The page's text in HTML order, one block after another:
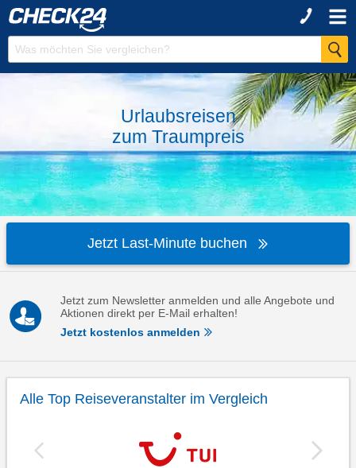
Urlaubsreisen
zum Traumpreis
Jetzt Last-Minute buchen
Jetzt zum Newsletter anmelden und alle Angebote und
Aktionen direkt per E-Mail erhalten!
Jetzt kostenlos anmelden
Alle Top Reiseveranstalter im Vergleich